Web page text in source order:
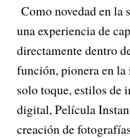
Como novedad en la
una experiencia de
directamente dentro
función, pionera en
solo toque, estilos de
digital, Película
creación de